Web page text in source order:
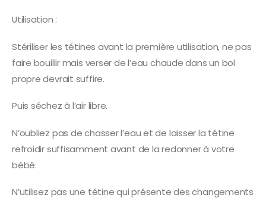
Utilisation :
Stériliser les tétines avant la première utilisation, ne pas
faire bouillir mais verser de l’eau chaude dans un bol
propre devrait suffire.
Puis séchez à l’air libre.
N’oubliez pas de chasser l’eau et de laisser la tétine
refroidir suffisamment avant de la redonner à votre
bébé.
N’utilisez pas une tétine qui présente des changements